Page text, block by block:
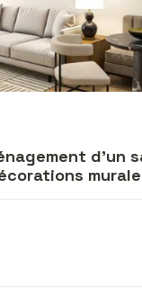
d’un